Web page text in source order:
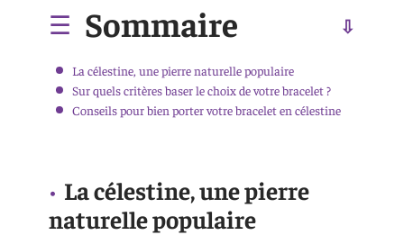
Sommaire
La célestine, une pierre naturelle populaire
Sur quels critères baser le choix de votre bracelet ?
Conseils pour bien porter votre bracelet en célestine
La célestine, une pierre
naturelle populaire